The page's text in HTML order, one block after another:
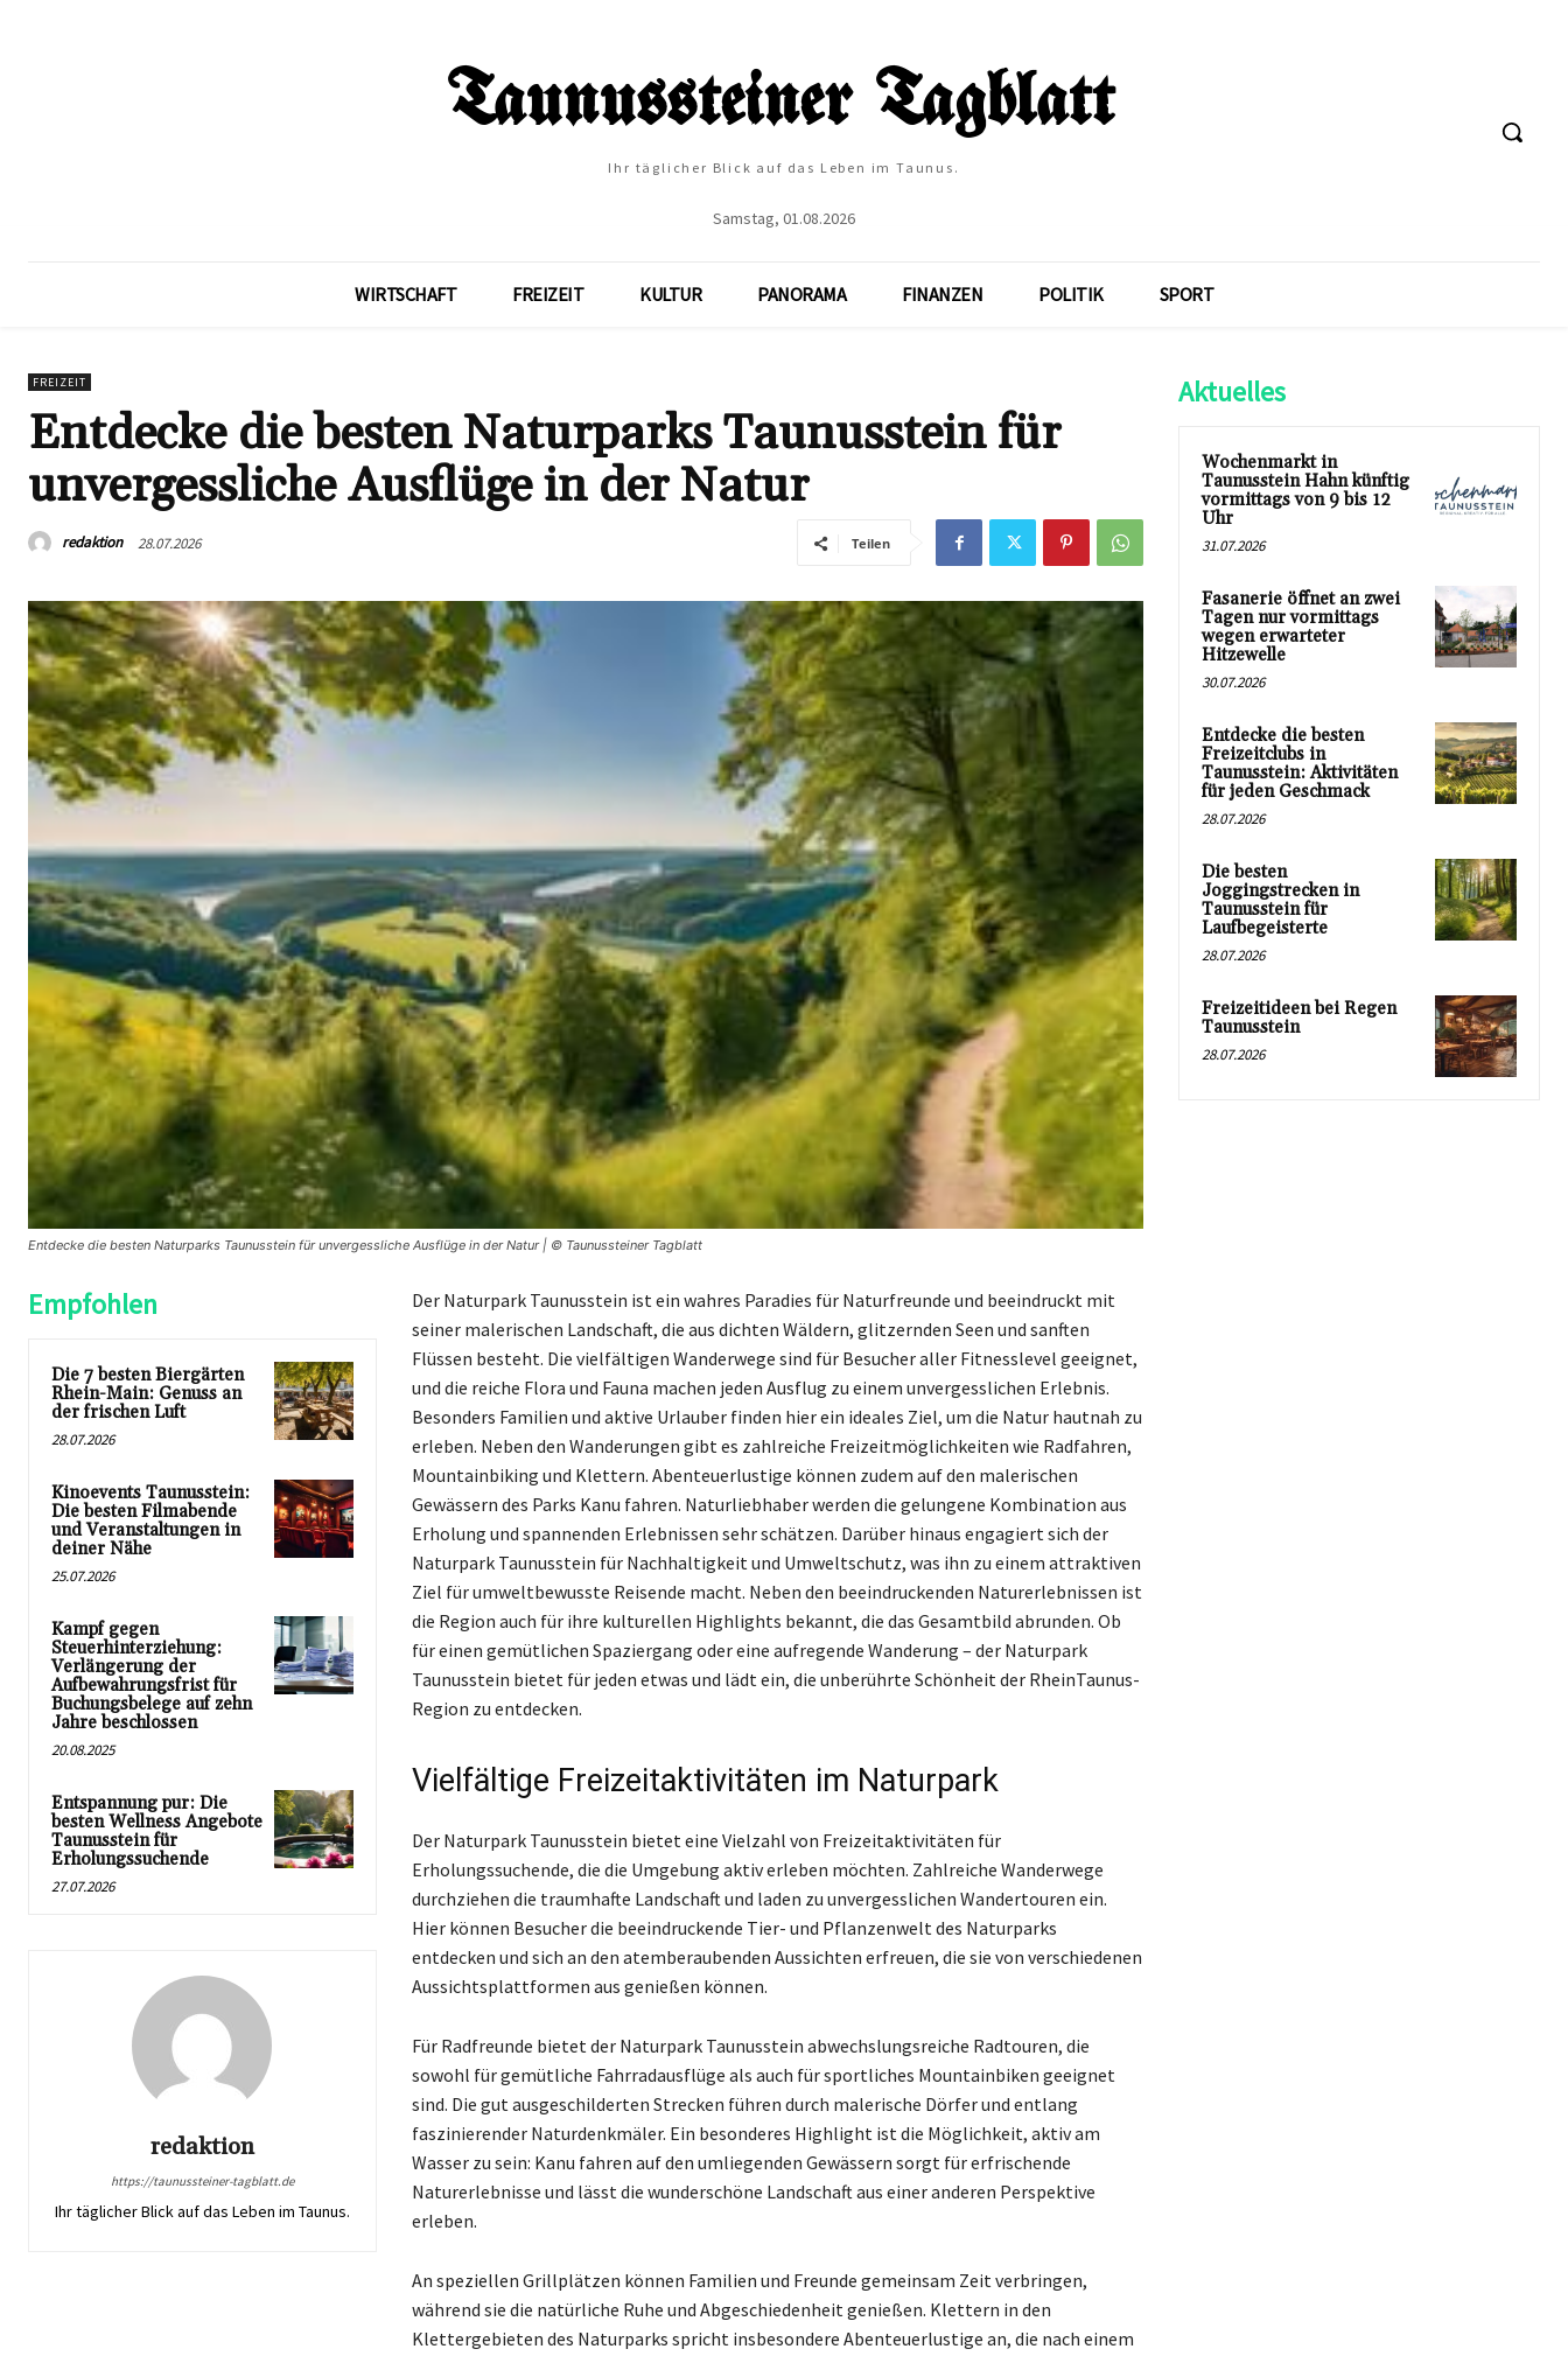
Ihr täglicher Blick auf das Leben im Taunus.
Samstag, 01.08.2026
WIRTSCHAFT FREIZEIT KULTUR PANORAMA FINANZEN POLITIK SPORT
FREIZEIT
Entdecke die besten Naturparks Taunusstein für
unvergessliche Ausflüge in der Natur
redaktion 28.07.2026 Teilen
Entdecke die besten Naturparks Taunusstein für unvergessliche Ausflüge in der Natur | © Taunussteiner Tagblatt
Empfohlen
Die 7 besten Biergärten
Rhein-Main: Genuss an
der frischen Luft
28.07.2026
Kinoevents Taunusstein:
Die besten Filmabende
und Veranstaltungen in
deiner Nähe
25.07.2026
Kampf gegen
Steuerhinterziehung:
Verlängerung der
Aufbewahrungsfrist für
Buchungsbelege auf zehn
Jahre beschlossen
20.08.2025
Entspannung pur: Die
besten Wellness Angebote
Taunusstein für
Erholungssuchende
27.07.2026
redaktion
https://taunussteiner-tagblatt.de
Ihr täglicher Blick auf das Leben im Taunus.
Der Naturpark Taunusstein ist ein wahres Paradies für Naturfreunde und beeindruckt mit
seiner malerischen Landschaft, die aus dichten Wäldern, glitzernden Seen und sanften
Flüssen besteht. Die vielfältigen Wanderwege sind für Besucher aller Fitnesslevel geeignet,
und die reiche Flora und Fauna machen jeden Ausflug zu einem unvergesslichen Erlebnis.
Besonders Familien und aktive Urlauber finden hier ein ideales Ziel, um die Natur hautnah zu
erleben. Neben den Wanderungen gibt es zahlreiche Freizeitmöglichkeiten wie Radfahren,
Mountainbiking und Klettern. Abenteuerlustige können zudem auf den malerischen
Gewässern des Parks Kanu fahren. Naturliebhaber werden die gelungene Kombination aus
Erholung und spannenden Erlebnissen sehr schätzen. Darüber hinaus engagiert sich der
Naturpark Taunusstein für Nachhaltigkeit und Umweltschutz, was ihn zu einem attraktiven
Ziel für umweltbewusste Reisende macht. Neben den beeindruckenden Naturerlebnissen ist
die Region auch für ihre kulturellen Highlights bekannt, die das Gesamtbild abrunden. Ob
für einen gemütlichen Spaziergang oder eine aufregende Wanderung – der Naturpark
Taunusstein bietet für jeden etwas und lädt ein, die unberührte Schönheit der RheinTaunus-
Region zu entdecken.
Vielfältige Freizeitaktivitäten im Naturpark
Der Naturpark Taunusstein bietet eine Vielzahl von Freizeitaktivitäten für
Erholungssuchende, die die Umgebung aktiv erleben möchten. Zahlreiche Wanderwege
durchziehen die traumhafte Landschaft und laden zu unvergesslichen Wandertouren ein.
Hier können Besucher die beeindruckende Tier- und Pflanzenwelt des Naturparks
entdecken und sich an den atemberaubenden Aussichten erfreuen, die sie von verschiedenen
Aussichtsplattformen aus genießen können.
Für Radfreunde bietet der Naturpark Taunusstein abwechslungsreiche Radtouren, die
sowohl für gemütliche Fahrradausflüge als auch für sportliches Mountainbiken geeignet
sind. Die gut ausgeschilderten Strecken führen durch malerische Dörfer und entlang
faszinierender Naturdenkmäler. Ein besonderes Highlight ist die Möglichkeit, aktiv am
Wasser zu sein: Kanu fahren auf den umliegenden Gewässern sorgt für erfrischende
Naturerlebnisse und lässt die wunderschöne Landschaft aus einer anderen Perspektive
erleben.
An speziellen Grillplätzen können Familien und Freunde gemeinsam Zeit verbringen,
während sie die natürliche Ruhe und Abgeschiedenheit genießen. Klettern in den
Klettergebieten des Naturparks spricht insbesondere Abenteuerlustige an, die nach einem
Aktuelles
Wochenmarkt in
Taunusstein Hahn künftig
vormittags von 9 bis 12
Uhr
31.07.2026
Fasanerie öffnet an zwei
Tagen nur vormittags
wegen erwarteter
Hitzewelle
30.07.2026
Entdecke die besten
Freizeitclubs in
Taunusstein: Aktivitäten
für jeden Geschmack
28.07.2026
Die besten
Joggingstrecken in
Taunusstein für
Laufbegeisterte
28.07.2026
Freizeitideen bei Regen
Taunusstein
28.07.2026